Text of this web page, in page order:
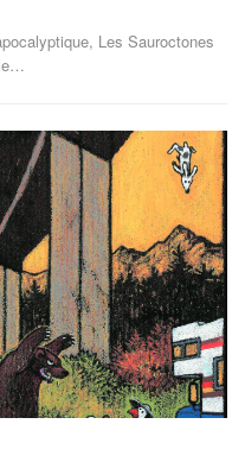
Les Sauroctones